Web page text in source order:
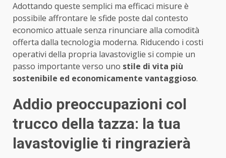
Adottando queste semplici ma efficaci misure è
possibile affrontare le sfide poste dal contesto
economico attuale senza rinunciare alla comodità
offerta dalla tecnologia moderna. Riducendo i costi
operativi della propria lavastoviglie si compie un
passo importante verso uno stile di vita più
sostenibile ed economicamente vantaggioso.
Addio preoccupazioni col
trucco della tazza: la tua
lavastoviglie ti ringrazierà